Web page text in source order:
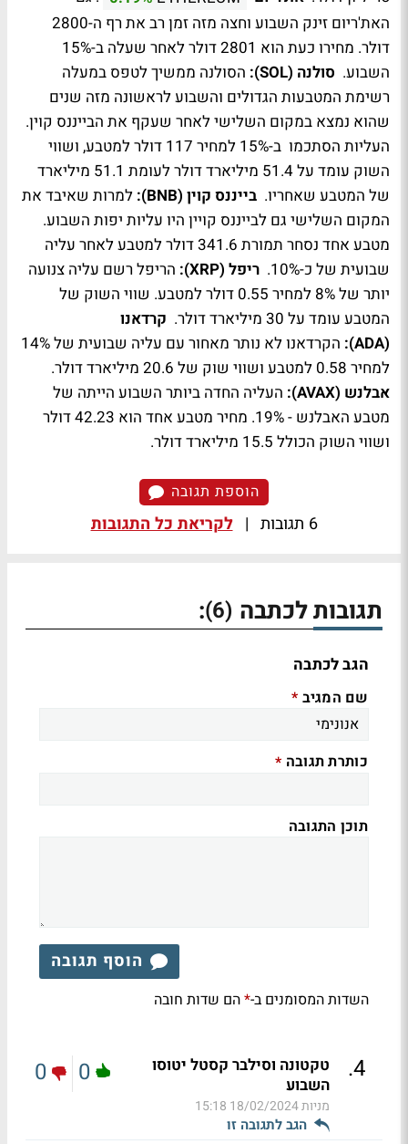
האת'ריום זינק השבוע וחצה מזה זמן רב את רף ה-2800
דולר. מחירו כעת הוא 2801 דולר לאחר שעלה ב-15%
השבוע. סולנה (SOL):
​הסולנה ממשיך לטפס במעלה
רשימת המטבעות הגדולים והשבוע לראשונה מזה שנים
שהוא נמצא במקום השלישי לאחר שעקף את הבייננס קוין.
העליות הסתכמו ב-15% למחיר 117 דולר למטבע, ושווי
השוק עומד על 51.4 מיליארד דולר לעומת 51.1 מיליארד
של המטבע שאחריו. בייננס קוין (BNB):
למרות שאיבד את
המקום השלישי גם לבייננס קויין היו עליות יפות השבוע.
מטבע אחד נסחר תמורת 341.6 דולר למטבע לאחר עליה
שבועית של כ-10%.
ריפל (XRP):
הריפל רשם עליה צנועה
יותר של 8% למחיר 0.55 דולר למטבע. שווי השוק של
המטבע עומד על 30 מיליארד דולר.
קרדאנו
(ADA):
הקרדאנו לא נותר מאחור עם עליה שבועית של 14%
למחיר 0.58 למטבע ושווי שוק של 20.6 מיליארד דולר.
אבלנש (AVAX):
העליה החדה ביותר השבוע הייתה של
מטבע האבלנש - 19%. מחיר מטבע אחד הוא 42.23 דולר
ושווי השוק הכולל 15.5 מיליארד דולר.
הוספת תגובה
6 תגובות | לקריאת כל התגובות
תגובות לכתבה (6)
:
הגב לכתבה
שם המגיב *
כותרת תגובה *
תוכן התגובה
הוסף תגובה
השדות המסומנים ב-*הם שדות חובה
4
.
טקטונה וסילבר קסטל יטוסו
השבוע
מניות18/02/2024 15:18
הגב לתגובה זו
0
0